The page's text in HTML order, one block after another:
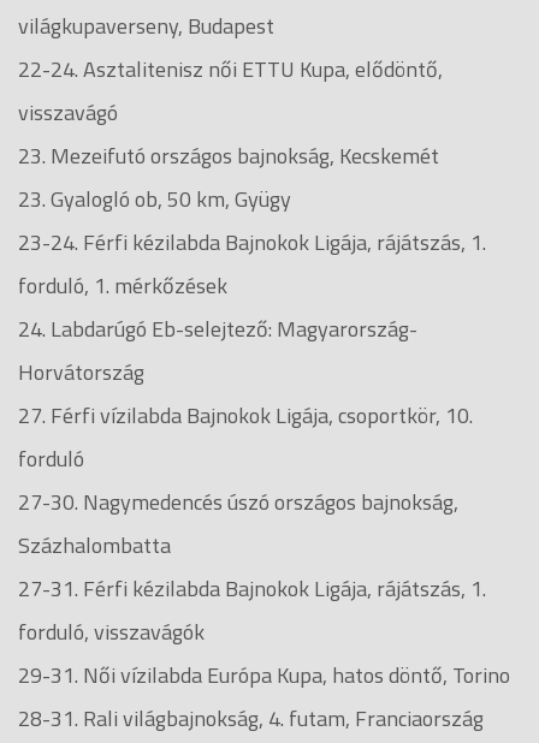
világkupaverseny, Budapest
22-24. Asztalitenisz női ETTU Kupa, elődöntő,
visszavágó
23. Mezeifutó országos bajnokság, Kecskemét
23. Gyalogló ob, 50 km, Gyügy
23-24. Férfi kézilabda Bajnokok Ligája, rájátszás, 1.
forduló, 1. mérkőzések
24. Labdarúgó Eb-selejtező: Magyarország-
Horvátország
27. Férfi vízilabda Bajnokok Ligája, csoportkör, 10.
forduló
27-30. Nagymedencés úszó országos bajnokság,
Százhalombatta
27-31. Férfi kézilabda Bajnokok Ligája, rájátszás, 1.
forduló, visszavágók
29-31. Női vízilabda Európa Kupa, hatos döntő, Torino
28-31. Rali világbajnokság, 4. futam, Franciaország